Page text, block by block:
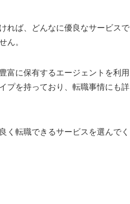
れば、どんなに優良なサービスで
ん。
富に保有するエージェントを利用
プを持っており、転職事情にも詳
く転職できるサービスを選んでく